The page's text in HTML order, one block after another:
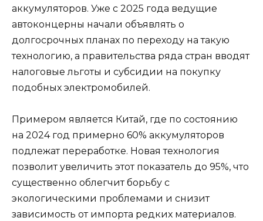
аккумуляторов. Уже с 2025 года ведущие
автоконцерны начали объявлять о
долгосрочных планах по переходу на такую
технологию, а правительства ряда стран вводят
налоговые льготы и субсидии на покупку
подобных электромобилей.
Примером является Китай, где по состоянию
на 2024 год примерно 60% аккумуляторов
подлежат переработке. Новая технология
позволит увеличить этот показатель до 95%, что
существенно облегчит борьбу с
экологическими проблемами и снизит
зависимость от импорта редких материалов.